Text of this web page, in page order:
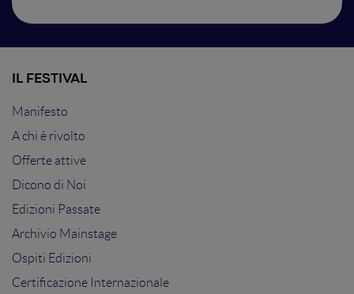
IL FESTIVAL
Manifesto
A chi è rivolto
Offerte attive
Dicono di Noi
Edizioni Passate
Archivio Mainstage
Ospiti Edizioni
Certificazione Internazionale